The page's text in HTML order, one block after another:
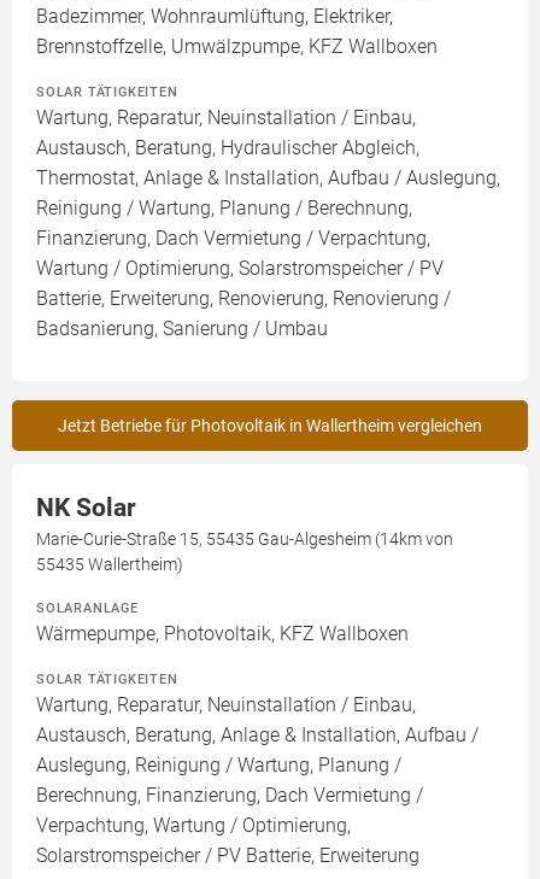
Badezimmer, Wohnraumlüftung, Elektriker,
Brennstoffzelle, Umwälzpumpe, KFZ Wallboxen
SOLAR TÄTIGKEITEN
Wartung, Reparatur, Neuinstallation / Einbau,
Austausch, Beratung, Hydraulischer Abgleich,
Thermostat, Anlage & Installation, Aufbau / Auslegung,
Reinigung / Wartung, Planung / Berechnung,
Finanzierung, Dach Vermietung / Verpachtung,
Wartung / Optimierung, Solarstromspeicher / PV
Batterie, Erweiterung, Renovierung, Renovierung /
Badsanierung, Sanierung / Umbau
Jetzt Betriebe für Photovoltaik in Wallertheim vergleichen
NK Solar
Marie-Curie-Straße 15, 55435 Gau-Algesheim (14km von
55435 Wallertheim)
SOLARANLAGE
Wärmepumpe, Photovoltaik, KFZ Wallboxen
SOLAR TÄTIGKEITEN
Wartung, Reparatur, Neuinstallation / Einbau,
Austausch, Beratung, Anlage & Installation, Aufbau /
Auslegung, Reinigung / Wartung, Planung /
Berechnung, Finanzierung, Dach Vermietung /
Verpachtung, Wartung / Optimierung,
Solarstromspeicher / PV Batterie, Erweiterung